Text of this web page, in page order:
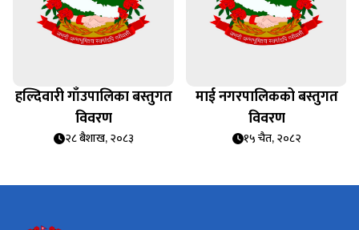
हल्दिवारी गाँउपालिका बस्तुगत
विवरण
२८ बैशाख, २०८३
माई नगरपालिकको बस्तुगत
विवरण
१५ चैत, २०८२